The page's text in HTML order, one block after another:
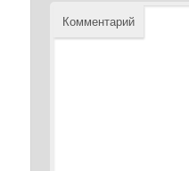
Комментарий